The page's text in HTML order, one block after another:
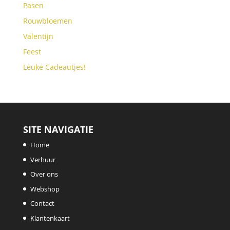
Pasen
Rouwbloemen
Valentijn
Feest
Leuke Cadeautjes!
SITE NAVIGATIE
Home
Verhuur
Over ons
Webshop
Contact
Klantenkaart